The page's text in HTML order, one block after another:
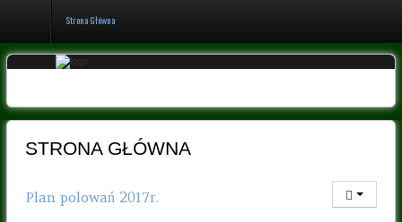
Strona
Główna
Strona Główna
STRONA GŁÓWNA
Plan polowań 2017r.